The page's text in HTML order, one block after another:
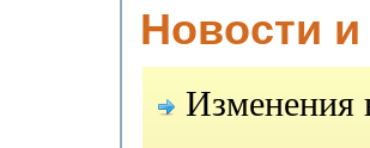
Новости
Изменения